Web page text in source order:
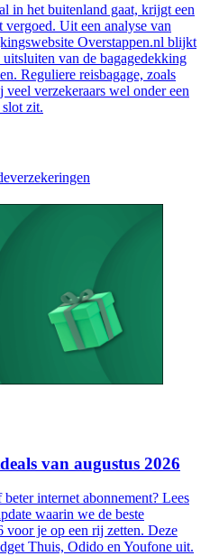
in het buitenland gaat, krijgt een
vergoed. Uit een analyse van
Overstappen.nl blijkt
van de bagagedekking
Reguliere reisbagage, zoals
verzekeraars wel onder een
zit.
van augustus 2026
internet abonnement? Lees
waarin we de beste
voor je op een rij zetten. Deze
Thuis, Odido en Youfone uit.